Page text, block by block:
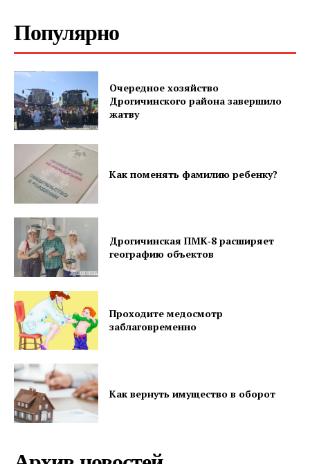
Популярно
Очередное хозяйство
Дрогичинского района завершило
жатву
Как поменять фамилию ребенку?
Дрогичинская ПМК‑8 расширяет
географию объектов
Проходите медосмотр
заблаговременно
Как вернуть имущество в оборот